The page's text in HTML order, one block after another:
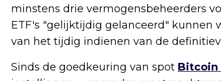
minstens drie vermogensbeheerders
ETF's "gelijktijdig gelanceerd" kunnen
van het tijdig indienen van de
Sinds de goedkeuring van spot Bitcoin